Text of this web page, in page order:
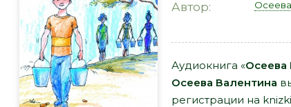
Автор:
Аудиокнига «Осеева
Осеева Валентина
регистрации на